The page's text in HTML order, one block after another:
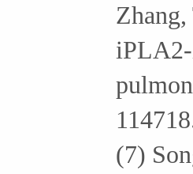
iPLA2-
(7)